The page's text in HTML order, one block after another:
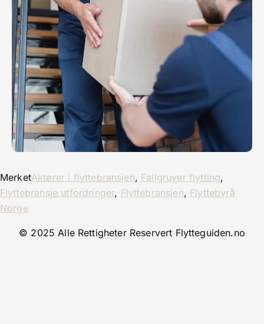
MerketAktører i flyttebransjen, Fallgruver flytting,
Flyttebransje utfordringer, Flyttebransjen, Flyttebyrå
Norge
© 2025 Alle Rettigheter Reservert Flytteguiden.no